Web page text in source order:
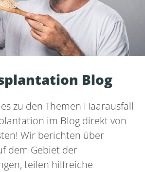
Blog
zu den Themen Haarausfall
im Blog direkt von
Wir berichten über
dem Gebiet der
teilen hilfreiche